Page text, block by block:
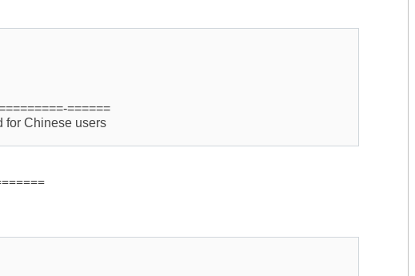
======
users